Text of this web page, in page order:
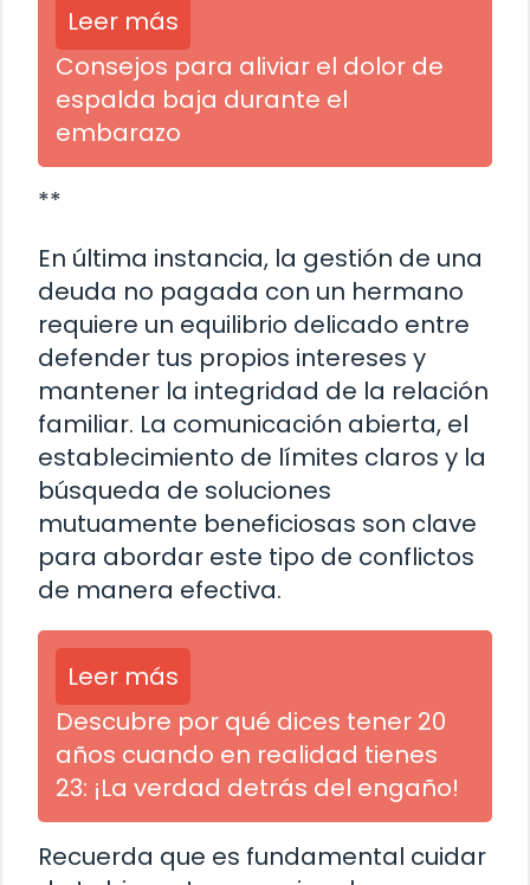
Leer más
Consejos para aliviar el dolor de
espalda baja durante el
embarazo
**
En última instancia, la gestión de una
deuda no pagada con un hermano
requiere un equilibrio delicado entre
defender tus propios intereses y
mantener la integridad de la relación
familiar. La comunicación abierta, el
establecimiento de límites claros y la
búsqueda de soluciones
mutuamente beneficiosas son clave
para abordar este tipo de conflictos
de manera efectiva.
Leer más
Descubre por qué dices tener 20
años cuando en realidad tienes
23: ¡La verdad detrás del engaño!
Recuerda que es fundamental cuidar